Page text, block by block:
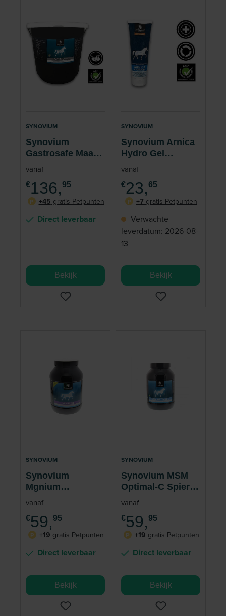
SYNOVIUM
Synovium
Gastrosafe Maag
Paard
vanaf
€136, 95
P
+45 gratis Petpunten
Direct leverbaar
Bekijk
SYNOVIUM
Synovium Arnica
Hydro Gel
Beweging Paard
vanaf
€23, 65
P
+7 gratis Petpunten
Verwachte
leverdatum: 2026-08-
13
Bekijk
SYNOVIUM
Synovium
Mgnium
Magnesium Paard
vanaf
€59, 95
P
+19 gratis Petpunten
Direct leverbaar
Bekijk
SYNOVIUM
Synovium MSM
Optimal-C Spier
Pees Paard 1.5 kg
vanaf
€59, 95
P
+19 gratis Petpunten
Direct leverbaar
Bekijk